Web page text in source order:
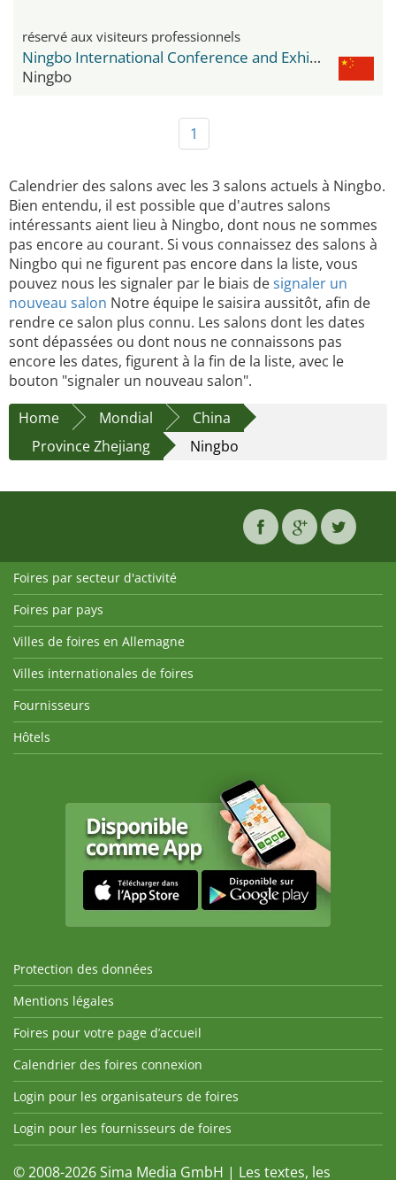
réservé aux visiteurs professionnels
Ningbo International Conference and Exhibition Center
Ningbo
1
Calendrier des salons avec les 3 salons actuels à Ningbo.
Bien entendu, il est possible que d'autres salons
intéressants aient lieu à Ningbo, dont nous ne sommes
pas encore au courant. Si vous connaissez des salons à
Ningbo qui ne figurent pas encore dans la liste, vous
pouvez nous les signaler par le biais designaler un
nouveau salon Notre équipe le saisira aussitôt, afin de
rendre ce salon plus connu. Les salons dont les dates
sont dépassées ou dont nous ne connaissons pas
encore les dates, figurent à la fin de la liste, avec le
bouton "signaler un nouveau salon".
Home
Mondial
China
Province Zhejiang
Ningbo
Foires par secteur d'activité
Foires par pays
Villes de foires en Allemagne
Villes internationales de foires
Fournisseurs
Hôtels
Protection des données
Mentions légales
Foires pour votre page d’accueil
Calendrier des foires connexion
Login pour les organisateurs de foires
Login pour les fournisseurs de foires
© 2008-2026 Sima Media GmbH | Les textes, les